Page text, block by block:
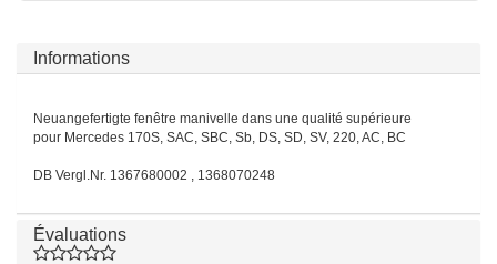
Informations
Neuangefertigte fenêtre manivelle dans une qualité supérieure
pour Mercedes 170S, SAC, SBC, Sb, DS, SD, SV, 220, AC, BC
DB Vergl.Nr. 1367680002 , 1368070248
Évaluations